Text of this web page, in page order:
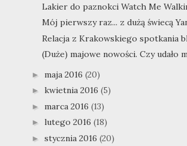
Lakier do paznokci Watch Me
Mój pierwszy raz... z dużą świecą
Relacja z Krakowskiego spotkania
(Duże) majowe nowości. Czy udało
► maja 2016 (20)
► kwietnia 2016 (5)
► marca 2016 (13)
► lutego 2016 (18)
► stycznia 2016 (20)